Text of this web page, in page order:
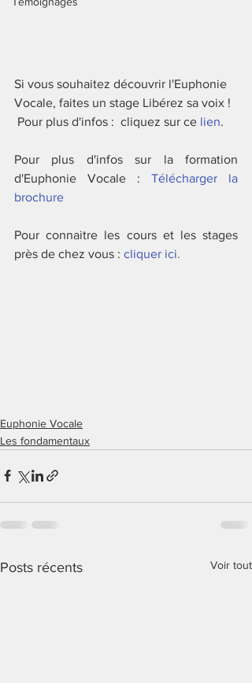
Si vous souhaitez découvrir l'Euphonie
Vocale, faites un stage Libérez sa voix !
Pour plus d'infos :  cliquez sur ce lien.
Pour plus d'infos sur la formation
d'Euphonie Vocale : Télécharger la
brochure
Pour connaitre les cours et les stages
près de chez vous : cliquer ici.
Euphonie Vocale
Les fondamentaux
Posts récents Voir tout